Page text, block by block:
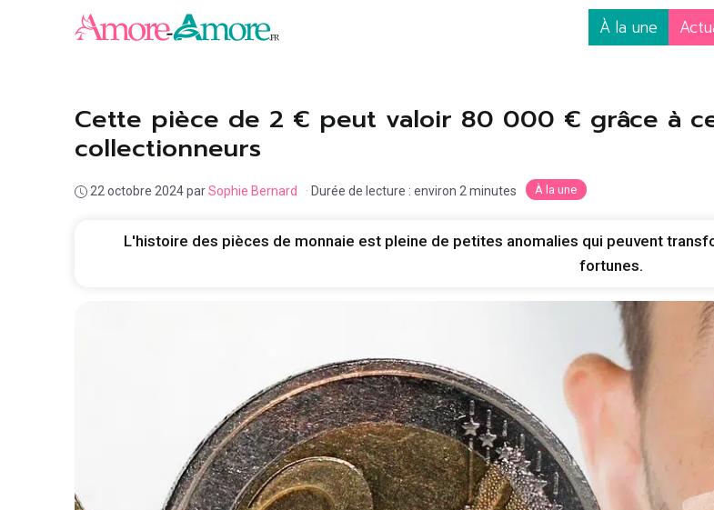
À la une
À la une
Cette pièce de 2 € peut valoir 80 000 € grâce à
collectionneurs
22 octobre 2024parSophie Bernard · Durée de lecture : environ 2 minutes
L'histoire des pièces de monnaie est pleine de petites anomalies qui peuvent
fortunes.